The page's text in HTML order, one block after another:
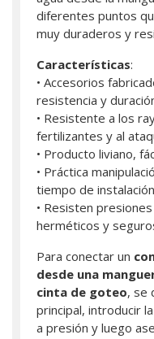
diferentes puntos
muy duraderos y
Características:
• Accesorios
resistencia y
• Resistente a los
fertilizantes y al
• Producto liviano,
• Práctica
tiempo de
• Resisten
herméticos y
Para conectar un
desde una
cinta de goteo, se
principal, introducir
a presión y luego